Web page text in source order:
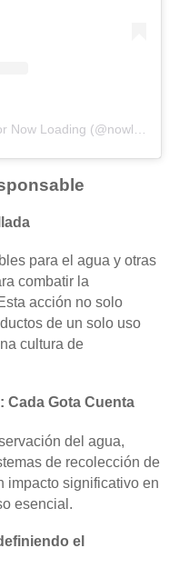
para el agua y otras
combatir la
acción no solo
de un solo uso
cultura de
Cada Gota Cuenta
del agua,
de recolección de
impacto significativo en
esencial.
el